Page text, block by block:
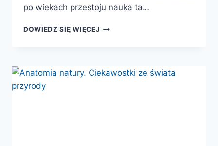
po wiekach przestoju nauka ta…
DOWIEDZ SIĘ WIĘCEJ REGUŁA
SOBIE